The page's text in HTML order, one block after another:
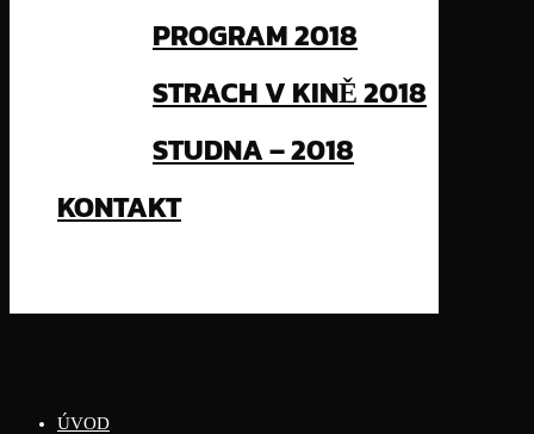
PROGRAM 2018
STRACH V KINĚ 2018
STUDNA – 2018
KONTAKT
ÚVOD